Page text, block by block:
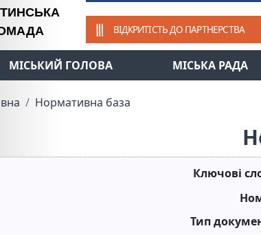
ВІДКРИТІСТЬ ДО ПАРТНЕРСТВА
МІСЬКИЙ ГОЛОВА МІСЬКА РАДА
Нормативна база
Ключові
Тип